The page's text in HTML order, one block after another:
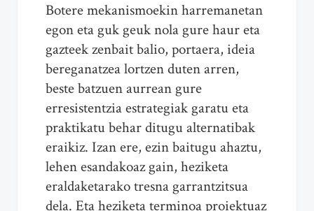
Botere mekanismoekin harremanetan
egon eta guk geuk nola gure haur eta
gazteek zenbait balio, portaera, ideia
bereganatzea lortzen duten arren,
beste batzuen aurrean gure
erresistentzia estrategiak garatu eta
praktikatu behar ditugu alternatibak
eraikiz. Izan ere, ezin baitugu ahaztu,
lehen esandakoaz gain, heziketa
eraldaketarako tresna garrantzitsua
dela. Eta heziketa terminoa proiektuaz